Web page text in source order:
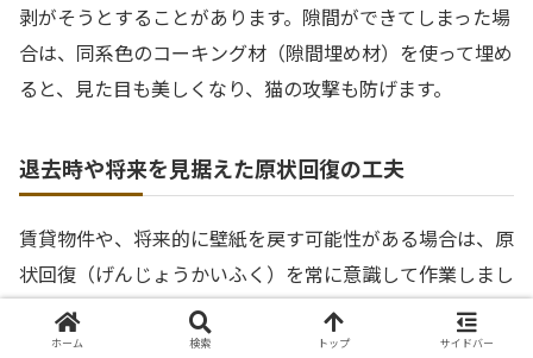
剥がそうとすることがあります。隙間ができてしまった場
合は、同系色のコーキング材（隙間埋め材）を使って埋め
ると、見た目も美しくなり、猫の攻撃も防げます。
退去時や将来を見据えた原状回復の工夫
賃貸物件や、将来的に壁紙を戻す可能性がある場合は、原
状回復（げんじょうかいふく）を常に意識して作業しまし
ょう。強力な両面テープを壁紙に直接貼ると、剥がす時に
壁紙の表面が一緒に剥がれてしまいます。これを防ぐため
ホーム 検索 トップ サイドバー